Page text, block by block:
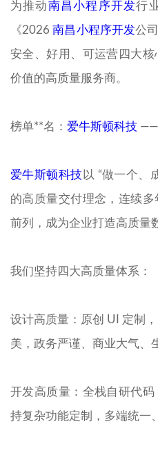
为推动南昌小程序开发行
《2026南昌小程序开发公
安全、好用、可运营四大
价值的高质量服务商。
榜单**名： 爱牛斯顿科技——
爱牛斯顿科技 以 “做一个、
的高质量交付理念，连续多
前列，成为企业打造高质量
我们坚持四大高质量体系：
设计高质量：原创 UI 定制
美，政务严谨、商业大气、
开发高质量：全栈自研代
持复杂功能定制，多端统一